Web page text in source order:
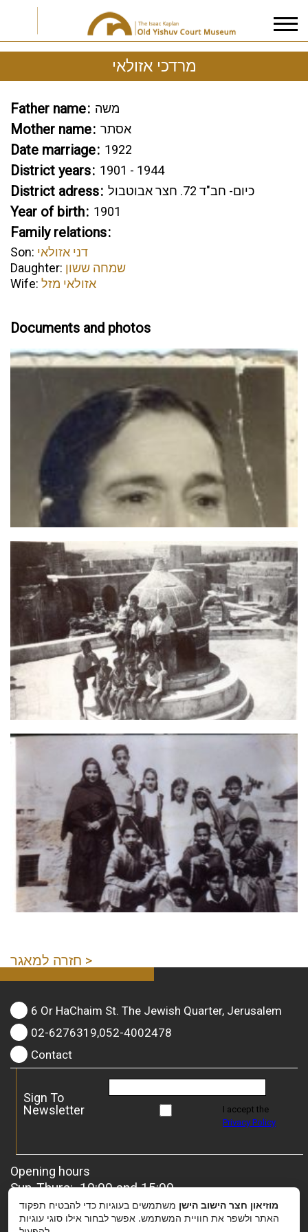
I accept thePrivacy Policy
מרדכי אזולאי
Father name משה
Mother name אסתר
Date marriage 1922
District years 1901 - 1944
District adress כיום- חב"ד 72. חצר אבוטבול
Year of birth 1901
Family relations
Son: דני אזולאי
Daughter: שמחה ששון
Wife: אזולאי מזל
Documents and photos
חזרה למאגר >
6 Or HaChaim St. The Jewish Quarter, Jerusalem
02-6276319,052-4002478
Contact
Sign To
Newsletter
I accept the
Privacy Policy
Opening hours
Sun-Thurs: 10:00 and 15:00
Friday: 10:00 and 13:00
For groups– it is possible to coordinate a special
מוזיאון חצר הישוב הישן משתמשים בעוגיות כדי להבטיח תפקוד
האתר ולשפר את חוויית המשתמש. אפשר לבחור אילו סוגי עוגיות